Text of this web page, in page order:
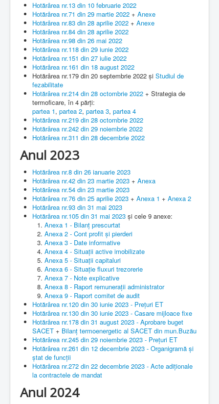
Hotărârea nr.13 din 10 februarie 2022
Hotărârea nr.71 din 29 martie 2022 + Anexe
Hotărârea nr.83 din 28 aprilie 2022 + Anexe
Hotărârea nr.84 din 28 aprilie 2022
Hotărârea nr.98 din 26 mai 2022
Hotărârea nr.118 din 29 iunie 2022
Hotărârea nr.151 din 27 iulie 2022
Hotărârea nr.161 din 18 august 2022
Hotărârea nr.179 din 20 septembrie 2022 și Studiul de
fezabilitate
Hotărârea nr.214 din 28 octombrie 2022 + Strategia de
termoficare, în 4 părți:
partea 1, partea 2, partea 3, partea 4
Hotărârea nr.219 din 28 octombrie 2022
Hotărârea nr.242 din 29 noiembrie 2022
Hotărârea nr.311 din 28 decembrie 2022
Anul 2023
Hotărârea nr.8 din 26 ianuarie 2023
Hotărârea nr.42 din 23 martie 2023 + Anexa
Hotărârea nr.54 din 23 martie 2023
Hotărârea nr.76 din 25 aprilie 2023 + Anexa 1 + Anexa 2
Hotărârea nr.93 din 31 mai 2023
Hotărârea nr.105 din 31 mai 2023 și cele 9 anexe:
Anexa 1 - Bilanț prescurtat
Anexa 2 - Cont profit și pierderi
Anexa 3 - Date informative
Anexa 4 - Situații active imobilizate
Anexa 5 - Situații capitaluri
Anexa 6 - Situație fluxuri trezorerie
Anexa 7 - Note explicative
Anexa 8 - Raport remunerații administrator
Anexa 9 - Raport comitet de audit
Hotărârea nr.120 din 30 iunie 2023 - Prețuri ET
Hotărârea nr.130 din 30 iunie 2023 - Casare mijloace fixe
Hotărârea nr.178 din 31 august 2023 - Aprobare buget
SACET + Bilanț termoenergetic al SACET din mun.Buzău
Hotărârea nr.245 din 29 noiembrie 2023 - Prețuri ET
Hotărârea nr.261 din 12 decembrie 2023 - Organigramă și
ștat de funcții
Hotărârea nr.272 din 22 decembrie 2023 - Acte adiționale
la contractele de mandat
Anul 2024